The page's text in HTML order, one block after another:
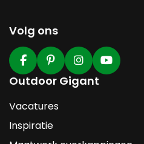
Volg ons
Outdoor Gigant
Vacatures
Inspiratie